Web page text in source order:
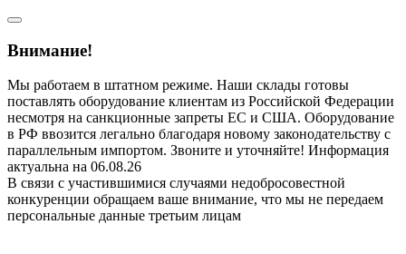
Внимание!
Мы работаем в штатном режиме. Наши склады готовы
поставлять оборудование клиентам из Российской Федерации
несмотря на санкционные запреты ЕС и США. Оборудование
в РФ ввозится легально благодаря новому законодательству с
параллельным импортом. Звоните и уточняйте! Информация
актуальна на 06.08.26
В связи с участившимися случаями недобросовестной
конкуренции обращаем ваше внимание, что мы не передаем
персональные данные третьим лицам